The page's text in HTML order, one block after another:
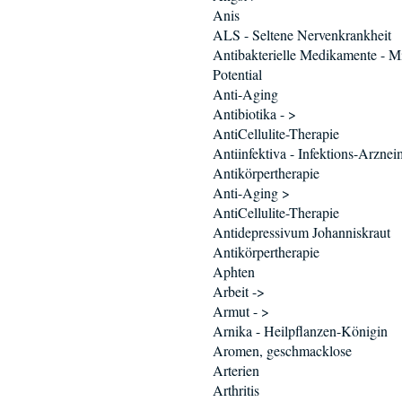
Anis
ALS - Seltene Nervenkrankheit
Antibakterielle Medikamente -
Potential
Anti-Aging
Antibiotika - >
AntiCellulite-Therapie
Antiinfektiva - Infektions-
Antikörpertherapie
Anti-Aging >
AntiCellulite-Therapie
Antidepressivum Johanniskraut
Antikörpertherapie
Aphten
Arbeit ->
Armut - >
Arnika - Heilpflanzen-Königin
Aromen, geschmacklose
Arterien
Arthritis